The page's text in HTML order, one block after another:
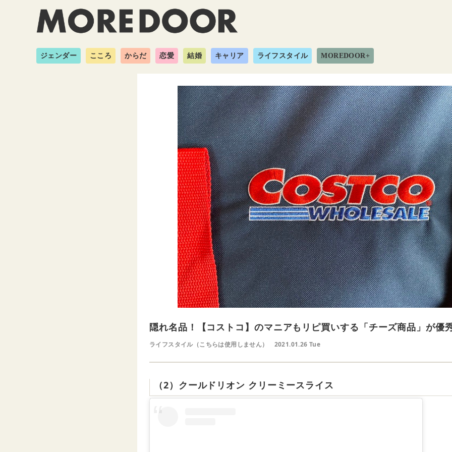
ジェンダー こころ からだ 恋愛 結婚 キャリア ライフスタイル MOREDOOR+
隠れ名品！【コストコ】のマニアもリピ買いする「チーズ商品」が優
ライフスタイル（こちらは使用しません） 2021.01.26 Tue
（2）クールドリオン クリーミースライス